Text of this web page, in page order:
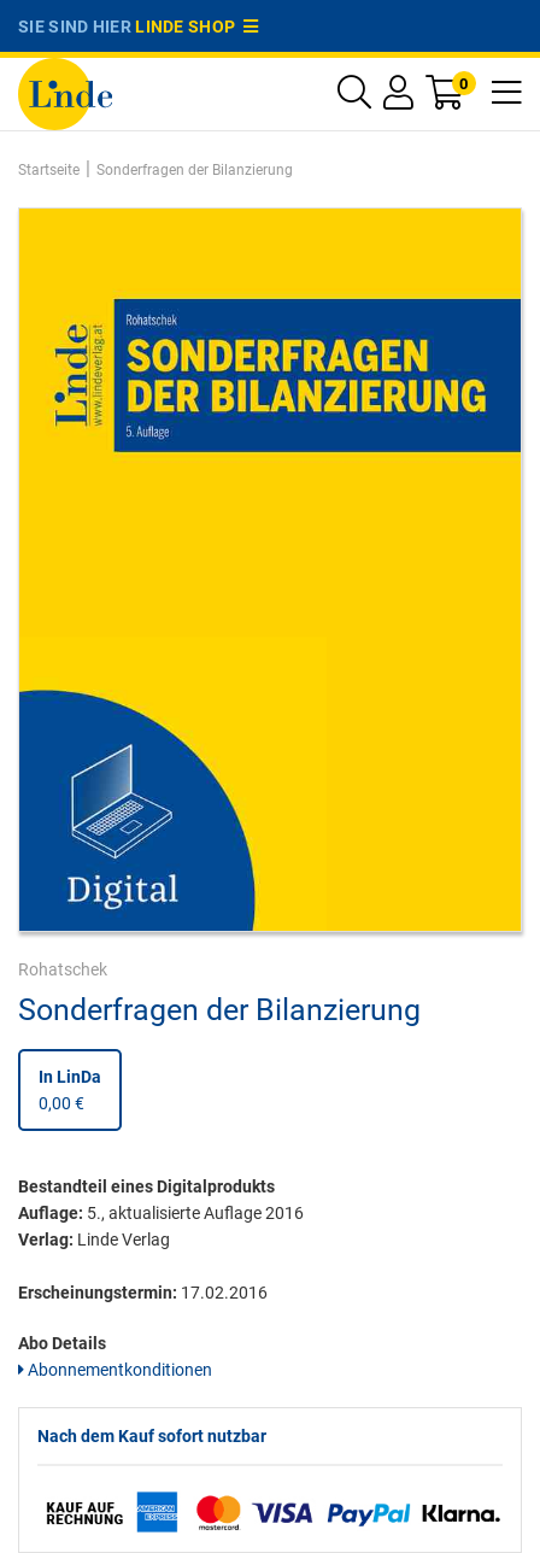
SIE SIND HIERLINDE SHOP
0
Startseite | Sonderfragen der Bilanzierung
Rohatschek
Sonderfragen der Bilanzierung
In LinDa
0,00 €
Bestandteil eines Digitalprodukts
Auflage: 5., aktualisierte Auflage 2016
Verlag: Linde Verlag
Erscheinungstermin: 17.02.2016
Abo Details
Abonnementkonditionen
Nach dem Kauf sofort nutzbar